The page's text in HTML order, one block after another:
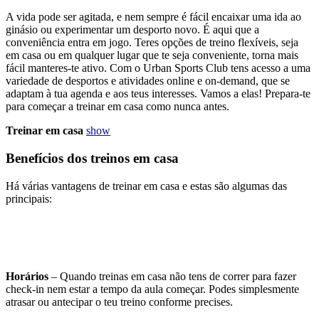
A vida pode ser agitada, e nem sempre é fácil encaixar uma ida ao
ginásio ou experimentar um desporto novo. É aqui que a
conveniência entra em jogo. Teres opções de treino flexíveis, seja
em casa ou em qualquer lugar que te seja conveniente, torna mais
fácil manteres-te ativo. Com o Urban Sports Club tens acesso a uma
variedade de desportos e atividades online e on-demand, que se
adaptam à tua agenda e aos teus interesses. Vamos a elas! Prepara-te
para começar a treinar em casa como nunca antes.
Treinar em casa show
Benefícios dos treinos em casa
Há várias vantagens de treinar em casa e estas são algumas das
principais:
Horários – Quando treinas em casa não tens de correr para fazer
check-in nem estar a tempo da aula começar. Podes simplesmente
atrasar ou antecipar o teu treino conforme precises.